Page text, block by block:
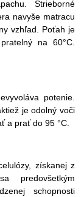
Strieborné
navyše matracu
vzhľad. Poťah je
na 60°C.
potenie.
je odolný voči
a prať do 95 °C.
získanej z
predovšetkým
schopnosti